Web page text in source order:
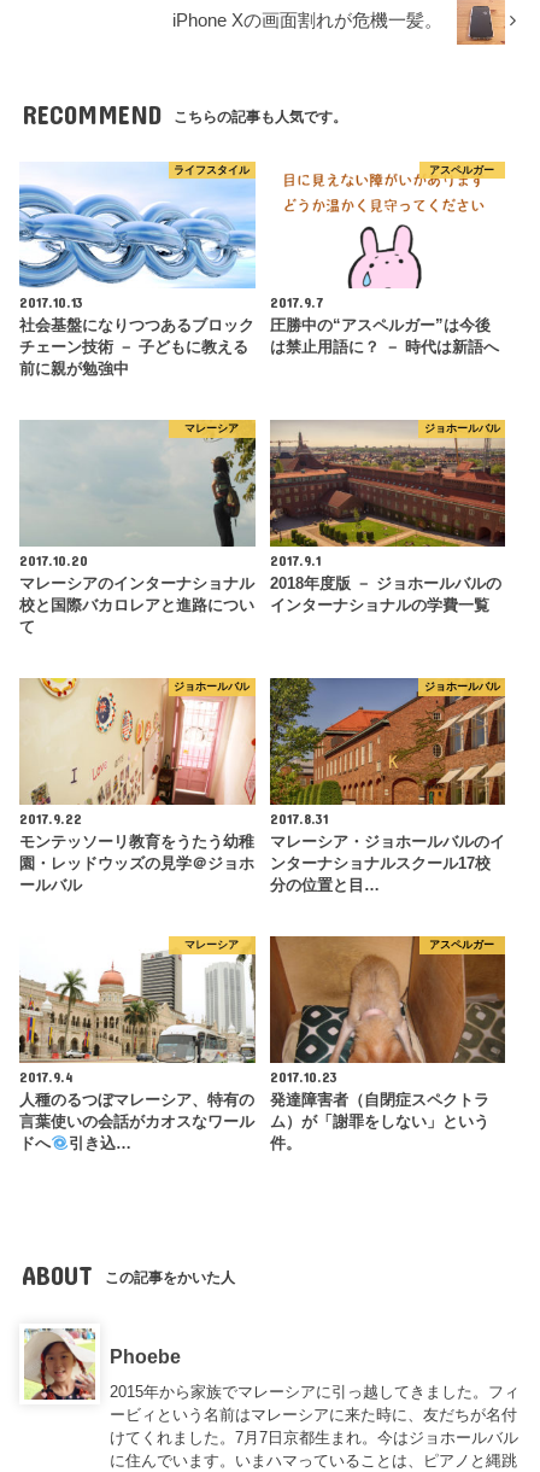
iPhone Xの画面割れが危機一髪。
RECOMMEND こちらの記事も人気です。
ライフスタイル
2017.10.13
社会基盤になりつつあるブロック
チェーン技術 － 子どもに教える
前に親が勉強中
アスペルガー
2017.9.7
圧勝中の“アスペルガー”は今後
は禁止用語に？ － 時代は新語へ
マレーシア
2017.10.20
マレーシアのインターナショナル
校と国際バカロレアと進路につい
て
ジョホールバル
2017.9.1
2018年度版 － ジョホールバルの
インターナショナルの学費一覧
ジョホールバル
2017.9.22
モンテッソーリ教育をうたう幼稚
園・レッドウッズの見学＠ジョホ
ールバル
ジョホールバル
2017.8.31
マレーシア・ジョホールバルのイ
ンターナショナルスクール17校
分の位置と目…
マレーシア
2017.9.4
人種のるつぼマレーシア、特有の
言葉使いの会話がカオスなワール
ドへ
引き込…
アスペルガー
2017.10.23
発達障害者（自閉症スペクトラ
ム）が「謝罪をしない」という
件。
ABOUT この記事をかいた人
Phoebe
2015年から家族でマレーシアに引っ越してきました。フィ
ービィという名前はマレーシアに来た時に、友だちが名付
けてくれました。7月7日京都生まれ。今はジョホールバル
に住んでいます。いまハマっていることは、ピアノと縄跳